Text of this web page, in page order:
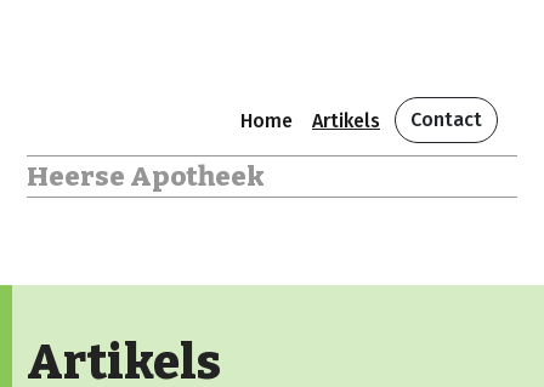
Home Artikels Contact
Heerse Apotheek
Artikels